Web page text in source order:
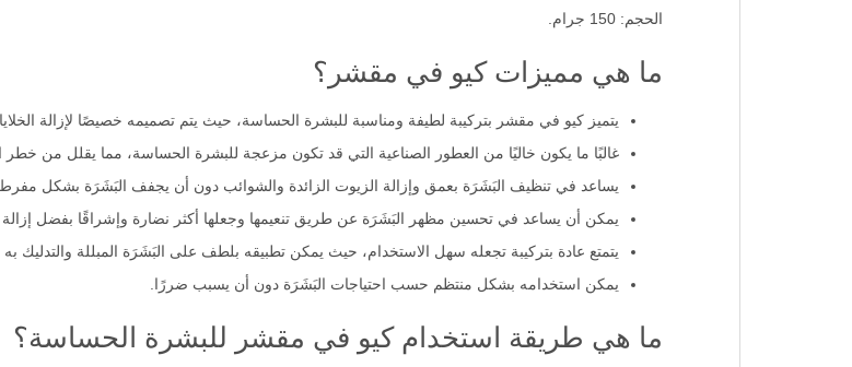
الحجم: 150 جرام.
ما هي مميزات كيو في مقشر؟
يتميز كيو في مقشر بتركيبة لطيفة ومناسبة للبشرة الحساسة، حيث يتم تصميمه خصيصًا لإزالة
غالبًا ما يكون خاليًا من العطور الصناعية التي قد تكون مزعجة للبشرة الحساسة، مما يقلل من خطر
يساعد في تنظيف البَشَرَة بعمق وإزالة الزيوت الزائدة والشوائب دون أن يجفف البَشَرَة بشكل مفرط.
يمكن أن يساعد في تحسين مظهر البَشَرَة عن طريق تنعيمها وجعلها أكثر نضارة وإشراقًا بفضل إزالة
يتمتع عادة بتركيبة تجعله سهل الاستخدام، حيث يمكن تطبيقه بلطف على البَشَرَة المبللة والتدليك
يمكن استخدامه بشكل منتظم حسب احتياجات البَشَرَة دون أن يسبب ضررًا.
ما هي طريقة استخدام كيو في مقشر للبشرة الحساسة؟